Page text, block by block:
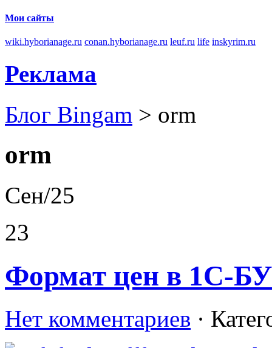
Мои сайты
wiki.hyborianage.ru conan.hyborianage.ru leuf.ru life inskyrim.ru
Реклама
Блог Bingam > orm
orm
Сен/25
23
Формат цен в 1С-
Нет комментариев ·